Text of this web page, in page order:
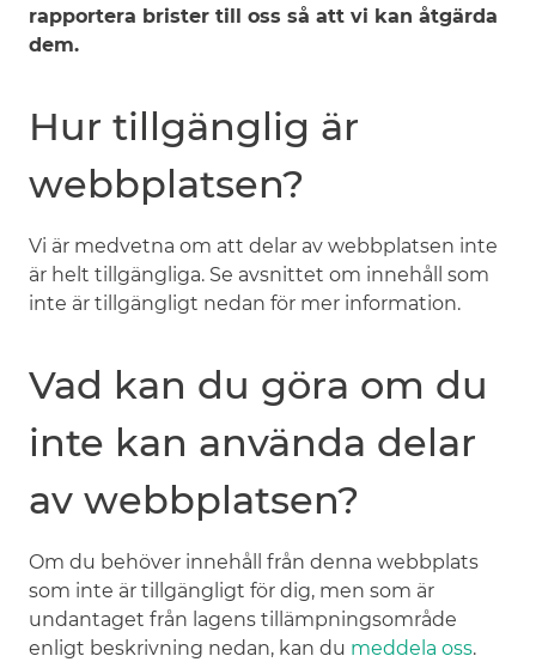
rapportera brister till oss så att vi kan åtgärda
dem.
Hur tillgänglig är
webbplatsen?
Vi är medvetna om att delar av webbplatsen inte
är helt tillgängliga. Se avsnittet om innehåll som
inte är tillgängligt nedan för mer information.
Vad kan du göra om du
inte kan använda delar
av webbplatsen?
Om du behöver innehåll från denna webbplats
som inte är tillgängligt för dig, men som är
undantaget från lagens tillämpningsområde
enligt beskrivning nedan, kan du meddela oss.